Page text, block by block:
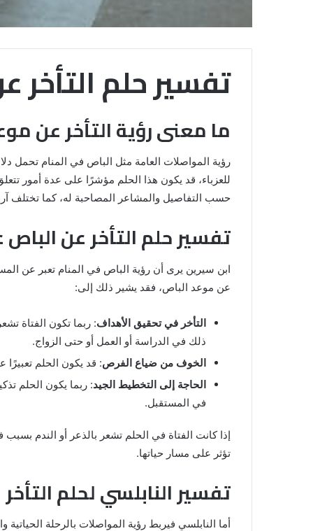
تفسير حلم التأخر
ما معنى رؤية التأخر عن
رؤية المواصلات العامة مثل الباص في المنام تحمل
للعزباء، قد يكون هذا الحلم مؤشرًا على عدة أمور
حسب التفاصيل والمشاعر المصاحبة له، كما تختلف
تفسير حلم التأخر عن
ابن سيرين يرى أن رؤية الباص في المنام تعبر عن
عن موعد الباص، فقد يشير ذلك إلى:
التأخر في تحقيق الأهداف: ربما تكون الفتاة
ذلك في الدراسة أو العمل أو حتى الزواج.
الخوف من ضياع الفرص: قد يكون الحلم
الحاجة إلى التخطيط الجيد: ربما يكون الحلم
في المستقبل.
إذا كانت الفتاة في الحلم تشعر بالذعر أو الندم
تؤثر على مسار حياتها.
تفسير النابلسي لحلم
أما النابلسي فيربط رؤية المواصلات بالرحلة الحياتية
رؤية
المتسخ
بالبراز
المنام:
دلالات
وتفسيرات
ابن
والنابلسي
رؤية الحمام المتسخ بالبراز في
دلالات وتفسيرات ابن سيرين